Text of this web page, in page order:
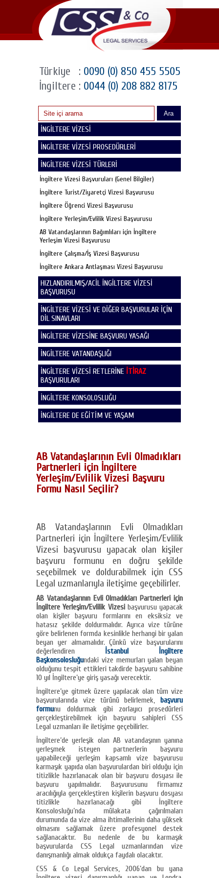
Türkiye : 0090 (0) 850 455 5505
İngiltere : 0044 (0) 208 882 8175
Ara
İNGİLTERE VİZESİ
İNGİLTERE VİZESİ PROSEDÜRLERİ
İNGİLTERE VİZESİ TÜRLERİ
İngiltere Vizesi Başvuruları (Genel Bilgiler)
İngiltere Turist/Ziyaretçi Vizesi Başvurusu
İngiltere Öğrenci Vizesi Başvurusu
İngiltere Yerleşim/Evlilik Vizesi Başvurusu
AB Vatandaşlarının Bağımlıları için İngiltere
Yerleşim Vizesi Başvurusu
İngiltere Çalışma/İş Vizesi Başvurusu
İngiltere Ankara Antlaşması Vizesi Başvurusu
HIZLANDIRILMIŞ/ACİL İNGİLTERE VİZESİ
BAŞVURUSU
İNGİLTERE VİZESİ VE DİĞER BAŞVURULAR İÇİN
DİL SINAVLARI
İNGİLTERE VİZESİNE BAŞVURU YASAĞI
İNGİLTERE VATANDAŞLIĞI
İNGİLTERE VİZESİ RETLERİNE İTİRAZ
BAŞVURULARI
İNGİLTERE KONSOLOSLUĞU
İNGİLTERE DE EĞİTİM VE YAŞAM
AB Vatandaşlarının Evli Olmadıkları
Partnerleri için İngiltere
Yerleşim/Evlilik Vizesi Başvuru
Formu Nasıl Seçilir?
AB Vatandaşlarının Evli Olmadıkları
Partnerleri için İngiltere Yerleşim/Evlilik
Vizesi başvurusu yapacak olan kişiler
başvuru formunu en doğru şekilde
seçebilmek ve doldurabilmek için CSS
Legal uzmanlarıyla iletişime geçebilirler.
AB Vatandaşlarının Evli Olmadıkları Partnerleri için
İngiltere Yerleşim/Evlilik Vizesi başvurusu yapacak
olan kişiler başvuru formlarını en eksiksiz ve
hatasız şekilde doldurmalıdır. Ayrıca vize türüne
göre belirlenen formda kesinlikle herhangi bir yalan
beyan yer almamalıdır. Çünkü vize başvurularını
değerlendiren İstanbul İngiltere
Başkonsolosluğundaki vize memurları yalan beyan
olduğunu tespit ettikleri takdirde başvuru sahibine
10 yıl İngiltere’ye giriş yasağı verecektir.
İngiltere’ye gitmek üzere yapılacak olan tüm vize
başvurularında vize türünü belirlemek, başvuru
formunu doldurmak gibi zorlayıcı prosedürleri
gerçekleştirebilmek için başvuru sahipleri CSS
Legal uzmanları ile iletişime geçebilirler.
İngiltere’de yerleşik olan AB vatandaşının yanına
yerleşmek isteyen partnerlerin başvuru
yapabileceği yerleşim kapsamlı vize başvurusu
karmaşık yapıda olan başvurulardan biri olduğu için
titizlikle hazırlanacak olan bir başvuru dosyası ile
başvuru yapılmalıdır. Başvurusunu firmamız
aracılığıyla gerçekleştiren kişilerin başvuru dosyası
titizlikle hazırlanacağı gibi İngiltere
Konsolosluğu’nda mülakata çağırılmaları
durumunda da vize alma ihtimallerinin daha yüksek
olmasını sağlamak üzere profesyonel destek
sağlanacaktır. Bu nedenle de bu karmaşık
başvurularda CSS Legal uzmanlarından vize
danışmanlığı almak oldukça faydalı olacaktır.
CSS & Co Legal Services, 2006’dan bu yana